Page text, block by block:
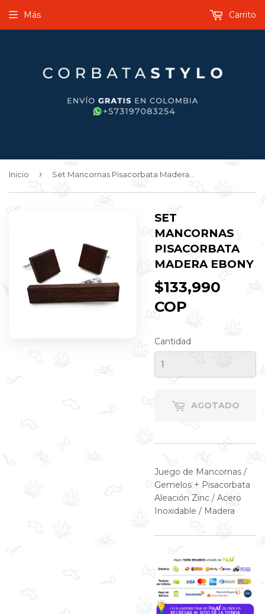
Más Carrito
Inicio ›
SET
MANCORNAS
PISACORBATA
MADERA EBONY
$133,990
COP
Cantidad
AGOTADO
Juego de Mancornas /
Gemelos + Pisacorbata
Aleación Zinc / Acero
Inoxidable / Madera